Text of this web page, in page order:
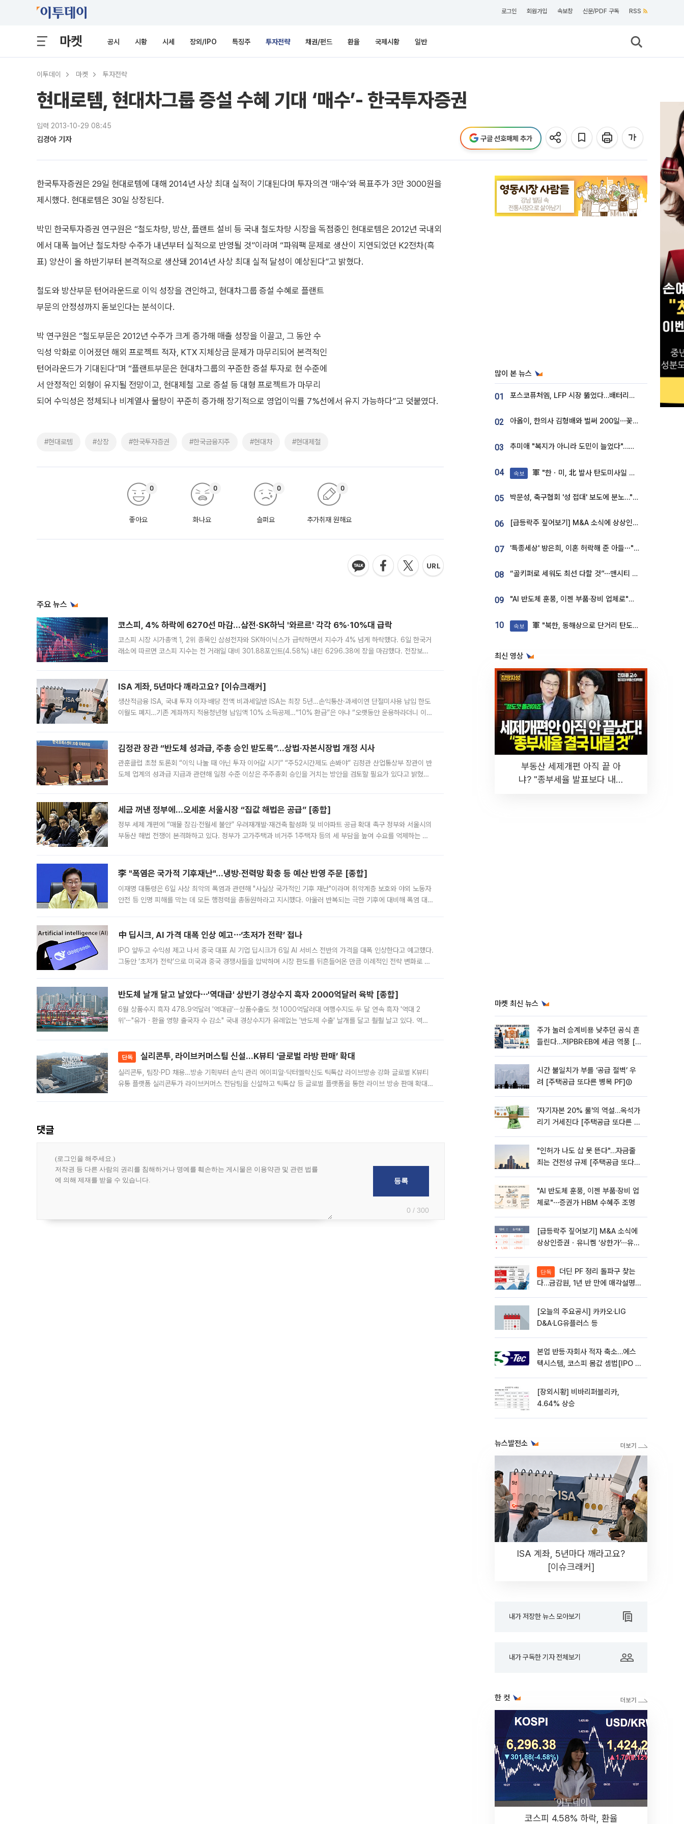
로그인 회원가입 속보창 신문/PDF 구독 RSS
마켓 공시 시황 시세 장외/IPO 특징주 투자전략 채권/펀드 환율 국제시황 일반
이투데이 마켓 투자전략
현대로템, 현대차그룹 증설 수혜 기대 ‘매수’- 한국투자증권
입력 2013-10-29 08:45
김경아 기자 구글 선호매체 추가
한국투자증권은 29일 현대로템에 대해 2014년 사상 최대 실적이 기대된다며 투자의견 ‘매수’와 목표주가 3만 3000원을
제시했다. 현대로템은 30일 상장된다.
박민 한국투자증권 연구원은 “철도차량, 방산, 플랜트 설비 등 국내 철도차량 시장을 독점중인 현대로템은 2012년 국내외
에서 대폭 늘어난 철도차량 수주가 내년부터 실적으로 반영될 것”이라며 “파워팩 문제로 생산이 지연되었던 K2전차(흑
표) 양산이 올 하반기부터 본격적으로 생산돼 2014년 사상 최대 실적 달성이 예상된다”고 밝혔다.
철도와 방산부문 턴어라운드로 이익 성장을 견인하고, 현대차그룹 증설 수혜로 플랜트
부문의 안정성까지 돋보인다는 분석이다.
박 연구원은 “철도부문은 2012년 수주가 크게 증가해 매출 성장을 이끌고, 그 동안 수
익성 악화로 이어졌던 해외 프로젝트 적자, KTX 지체상금 문제가 마무리되어 본격적인
턴어라운드가 기대된다”며 “플랜트부문은 현대차그룹의 꾸준한 증설 투자로 현 수준에
서 안정적인 외형이 유지될 전망이고, 현대제철 고로 증설 등 대형 프로젝트가 마무리
되어 수익성은 정체되나 비계열사 물량이 꾸준히 증가해 장기적으로 영업이익률 7%선에서 유지 가능하다”고 덧붙였다.
#현대로템 #상장 #한국투자증권 #한국금융지주 #현대차 #현대제철
좋아요
0
화나요
0
슬퍼요
0
추가취재 원해요
0
주요 뉴스
코스피, 4% 하락에 6270선 마감…삼전·SK하닉 '와르르' 각각 6%·10%대 급락
코스피 시장 시가총액 1, 2위 종목인 삼성전자와 SK하이닉스가 급락하면서 지수가 4% 넘게 하락했다. 6일 한국거
래소에 따르면 코스피 지수는 전 거래일 대비 301.88포인트(4.58%) 내린 6296.38에 장을 마감했다. 전장보다
ISA 계좌, 5년마다 깨라고요? [이슈크래커]
생산적금융 ISA, 국내 투자 이자·배당 전액 비과세일반 ISA는 최장 5년…손익통산·과세이연 단절미사용 납입 한도
이월도 폐지…기존 계좌까지 적용청년형 납입액 10% 소득공제…“10% 환급”은 아냐 “오랫동안 운용하라더니 이제
김정관 장관 “반도체 성과급, 주총 승인 받도록”…상법·자본시장법 개정 시사
관훈클럽 초청 토론회 “이익 나눌 때 아닌 투자 이어갈 시기” “주52시간제도 손봐야” 김정관 산업통상부 장관이 반
도체 업계의 성과급 지급과 관련해 일정 수준 이상은 주주총회 승인을 거치는 방안을 검토할 필요가 있다고 밝혔다.
세금 꺼낸 정부에…오세훈 서울시장 “집값 해법은 공급” [종합]
정부 세제 개편에 “매물 잠김·전월세 불안” 우려재개발·재건축 활성화 및 비아파트 공급 확대 촉구 정부와 서울시의
부동산 해법 전쟁이 본격화하고 있다. 정부가 고가주택과 비거주 1주택자 등의 세 부담을 높여 수요를 억제하는 카
李 "폭염은 국가적 기후재난"…냉방·전력망 확충 등 예산 반영 주문 [종합]
이재명 대통령은 6일 사상 최악의 폭염과 관련해 "사실상 국가적인 기후 재난"이라며 취약계층 보호와 야외 노동자
안전 등 인명 피해를 막는 데 모든 행정력을 총동원하라고 지시했다. 아울러 반복되는 극한 기후에 대비해 폭염 대응
中 딥시크, AI 가격 대폭 인상 예고⋯‘초저가 전략’ 접나
IPO 앞두고 수익성 제고 나서 중국 대표 AI 기업 딥시크가 6일 AI 서비스 전반의 가격을 대폭 인상한다고 예고했다.
그동안 ‘초저가 전략’으로 미국과 중국 경쟁사들을 압박하며 시장 판도를 뒤흔들어온 만큼 이례적인 전략 변화로 평
반도체 날개 달고 날았다⋯'역대급' 상반기 경상수지 흑자 2000억달러 육박 [종합]
6월 상품수지 흑자 478.9억달러 '역대급'⋯상품수출도 첫 1000억달러대 여행수지도 두 달 연속 흑자 '역대 2
위'⋯"유가ㆍ환율 영향 출국자 수 감소" 국내 경상수지가 유례없는 '반도체 수출' 날개를 달고 훨훨 날고 있다. 역대
단독 실리콘투, 라이브커머스팀 신설…K뷰티 ‘글로벌 라방 판매’ 확대
실리콘투, 팀장·PD 채용…방송 기획부터 손익 관리 에이피알·닥터멜락신도 틱톡샵 라이브방송 강화 글로벌 K뷰티
유통 플랫폼 실리콘투가 라이브커머스 전담팀을 신설하고 틱톡샵 등 글로벌 플랫폼을 통한 라이브 방송 판매 확대에
댓글
0 / 300
많이 본 뉴스
01 포스코퓨처엠, LFP 시장 뚫었다…배터리사와 대규모 장기 공급 합의
02 아옳이, 한의사 김형배와 벌써 200일⋯꽃다발 들고 "프러포즈 아냐"
03 추미애 "복지가 아니라 도민이 늘었다"…재정난 책임론 정면돌파
04 속보 軍 "한ㆍ미, 北 발사 탄도미사일 제원 정밀분석 중"
05 박문성, 축구협회 '성 접대' 보도에 분노…"다 말아먹으려고 작정했나"
06 [급등락주 짚어보기] M&A 소식에 상상인증권ㆍ유니켐 ‘상한가’⋯유증 제동 걸린 SK디앤디↑
07 '특종세상' 방은희, 이혼 허락해 준 아들⋯"너무 잘 커줬다" 오열
08 “골키퍼로 세워도 최선 다할 것”⋯맨시티 누네스, 주전 경쟁 각오 [인터뷰]
09 "AI 반도체 훈풍, 이젠 부품·장비 업체로"⋯증권가 HBM 수혜주 조명
10 속보 軍 "북한, 동해상으로 단거리 탄도미사일 발사"
최신 영상
부동산 세제개편 아직 끝 아
냐? "종부세율 발표보다 내릴
마켓 최신 뉴스
주가 눌러 승계비용 낮추던 공식 흔
들린다…저PBR·EB에 세금 역풍 [기
시간 불일치가 부를 ‘공급 절벽’ 우
려 [주택공급 또다른 병목 PF]③
'자기자본 20% 룰'의 역설…옥석가
리기 거세진다 [주택공급 또다른 병
"인허가 나도 삽 못 뜬다"…자금줄
죄는 건전성 규제 [주택공급 또다른
"AI 반도체 훈풍, 이젠 부품·장비 업
체로"⋯증권가 HBM 수혜주 조명
[급등락주 짚어보기] M&A 소식에
상상인증권ㆍ유니켐 ‘상한가’⋯유증
단독
다…금감원, 1년 반 만에 매각설명회
[오늘의 주요공시] 카카오·LIG
D&A·LG유플러스 등
본업 반등·자회사 적자 축소…에스
텍시스템, 코스피 몸값 셈법[IPO 엑
[장외시황] 비바리퍼블리카,
4.64% 상승
뉴스발전소
ISA 계좌, 5년마다 깨라고요?
[이슈크래커]
내가 저장한 뉴스 모아보기
내가 구독한 기자 전체보기
한 컷
코스피 4.58% 하락, 환율